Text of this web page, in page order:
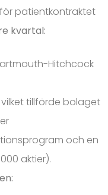
patientkontraktet
kvartal:
Hitchcock
tillförde bolaget
och en
aktier).